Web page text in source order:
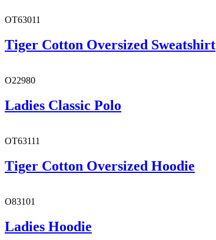
OT63011
Tiger Cotton Oversized Sweatshirt
O22980
Ladies Classic Polo
OT63111
Tiger Cotton Oversized Hoodie
O83101
Ladies Hoodie